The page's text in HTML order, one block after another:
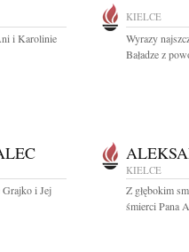
i Karolinie
KIELCE
Wyrazy
Baładze z
Grajko i Jej
KIELCE
Z głębokim
śmierci Pana